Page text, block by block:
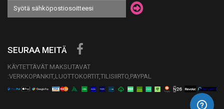
SEURAA MEITÄ
KÄYTETTÄVÄT MAKSUTAVAT
:VERKKOPANKIT,LUOTTOKORTIT,TILISIIRTO,PAYPAL